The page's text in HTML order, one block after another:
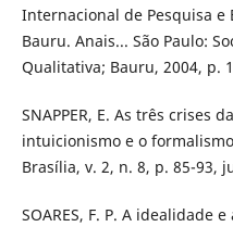
Internacional de Pesquisa e
Bauru. Anais... São Paulo:
Qualitativa; Bauru, 2004, p.
SNAPPER, E. As três crises
intuicionismo e o
Brasília, v. 2, n. 8, p. 85-93,
SOARES, F. P. A idealidade